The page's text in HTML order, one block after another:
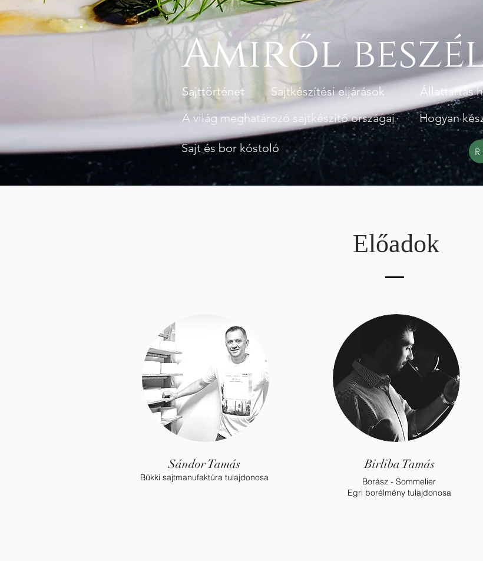
Amiről
Sajttörténet Sajtkészítési eljárások
Állattartás
A világ meghatározó sajtkészítő országai
Hogyan
Sajt és bor kóstoló
Előadok
Sándor Tamás
Bükki sajtmanufaktúra tulajdonosa
Birliba Tamás
Borász - Sommelier
Egri borélmény tulajdonosa